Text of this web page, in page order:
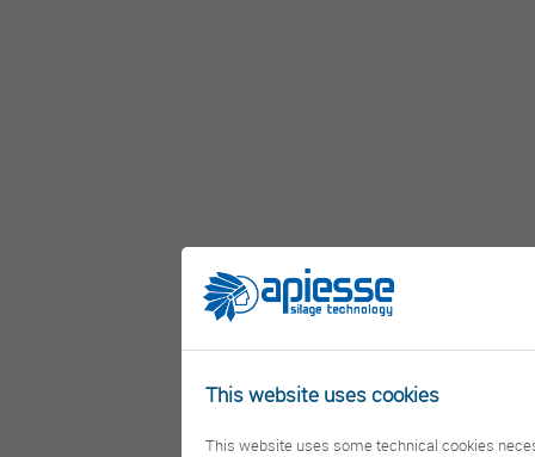
This website uses cookies
This website uses some technical cookies